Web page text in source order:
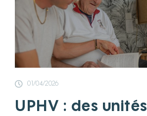
01/04/2026
UPHV : des unités